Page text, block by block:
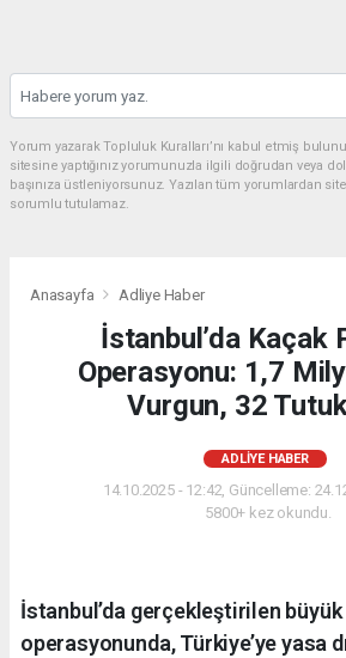
Yorum yazarak Topluluk Kuralları’nı kabul etmiş
sitesine yaptığınız yorumunuzla ilgili doğrudan veya
başınıza üstleniyorsunuz. Yazılan tüm yorumlardan
sorumlu tutulamaz.
Anasayfa Adliye Haber
İstanbul’da Kaçak
Operasyonu: 1,7
Vurgun, 32
ADLIYE HABER
14.10.2025 - 12:42, Güncelleme:
5800+ kez okundu.
İstanbul’da gerçekleştirilen büyük
operasyonunda, Türkiye’ye yasa